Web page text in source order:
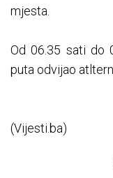
mjesta.
Od 06.35 sati do
puta odvijao
(Vijesti.ba)